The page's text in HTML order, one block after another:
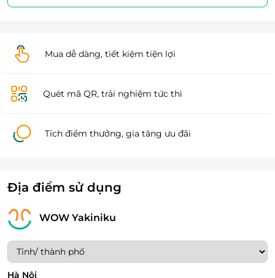
Mua dễ dàng, tiết kiệm tiện lợi
Quét mã QR, trải nghiệm tức thì
Tích điểm thưởng, gia tăng ưu đãi
Địa điểm sử dụng
WOW Yakiniku
Hà Nội